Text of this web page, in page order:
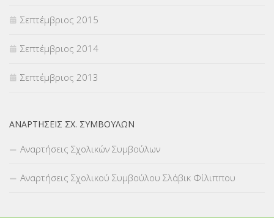
Σεπτέμβριος 2015
Σεπτέμβριος 2014
Σεπτέμβριος 2013
ΑΝΑΡΤΉΣΕΙΣ ΣΧ. ΣΥΜΒΟΎΛΩΝ
Αναρτήσεις Σχολικών Συμβούλων
Αναρτήσεις Σχολικού Συμβούλου Σλάβικ Φίλιππου